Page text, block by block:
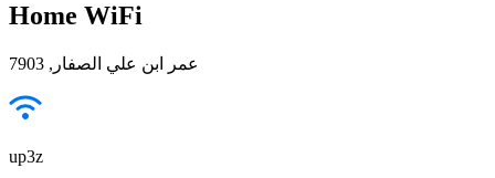
Home WiFi
عمر ابن علي الصفار, 7903
up3z